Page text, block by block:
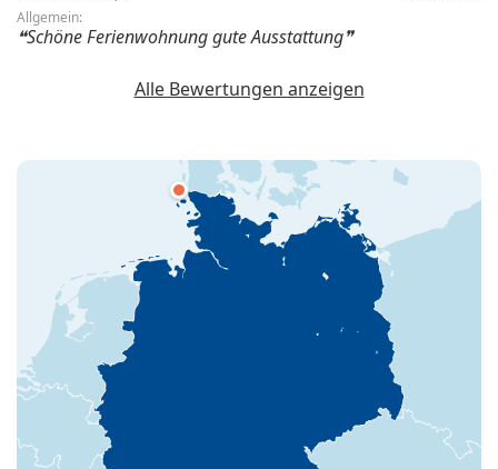
Allgemein:
Schöne Ferienwohnung gute Ausstattung
Alle Bewertungen anzeigen